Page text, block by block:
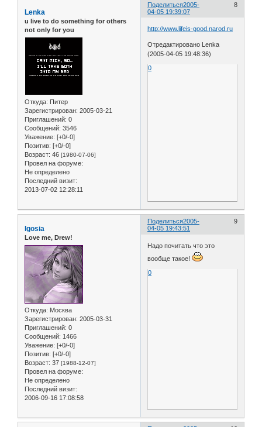
Поделиться 8
2005-
04-05 19:39:07
Lenka
u live to do something for others
not only for you
Откуда: Питер
Зарегистрирован: 2005-03-21
Приглашений: 0
Сообщений: 3546
Уважение: [+0/-0]
Позитив: [+0/-0]
Возраст: 46 [1980-07-06]
Провел на форуме:
Не определено
Последний визит:
2013-07-02 12:28:11
http://www.lifeis-good.narod.ru
Отредактировано Lenka
(2005-04-05 19:48:36)
0
Поделиться 9
2005-
04-05 19:43:51
Igosia
Love me, Drew!
Откуда: Москва
Зарегистрирован: 2005-03-31
Приглашений: 0
Сообщений: 1466
Уважение: [+0/-0]
Позитив: [+0/-0]
Возраст: 37 [1988-12-07]
Провел на форуме:
Не определено
Последний визит:
2006-09-16 17:08:58
Надо почитать что это
вообще такое!
0